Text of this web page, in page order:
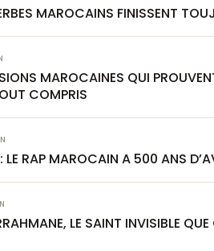
MAROCAINS FINISSENT
MAROCAINES QUI
COMPRIS
LE RAP MAROCAIN A 500 ANS
LE SAINT INVISIBLE